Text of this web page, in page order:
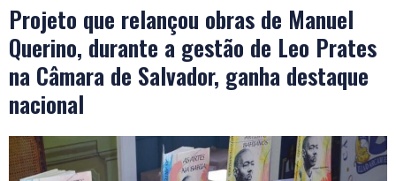
Projeto que relançou obras de Manuel
Querino, durante a gestão de Leo Prates
na Câmara de Salvador, ganha destaque
nacional